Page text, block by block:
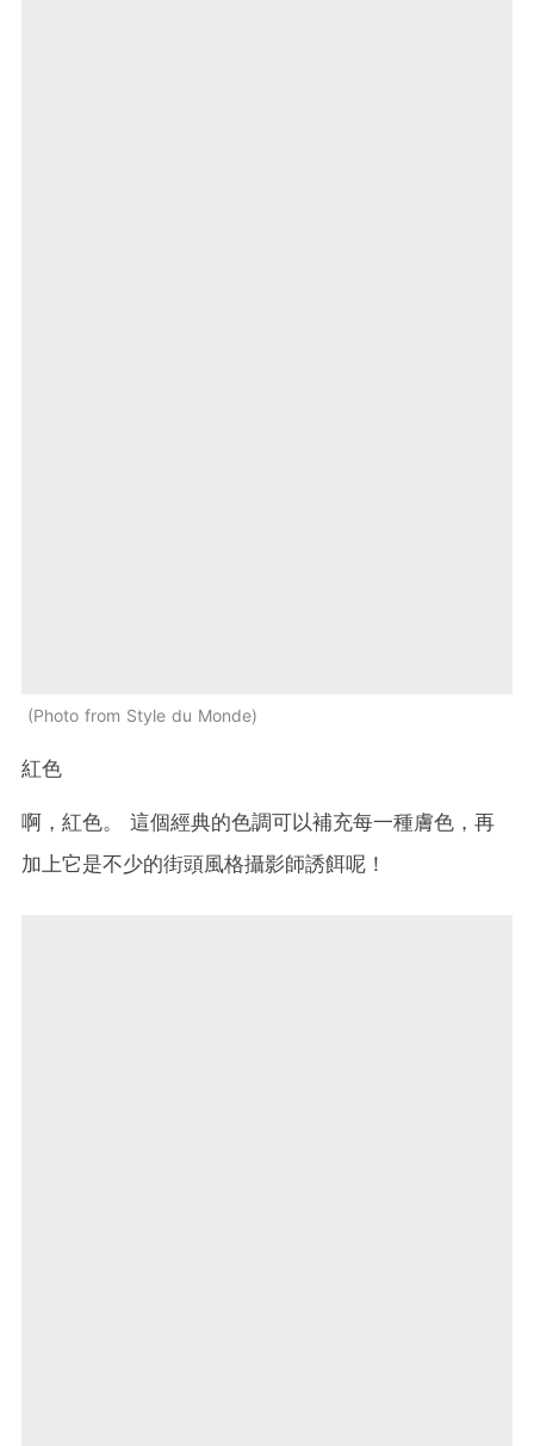
Photo from Style du Monde
紅色
啊，紅色。
這個經典的色調可以補充每一種膚色，再
加上它是不少的街頭風格攝影師誘餌呢！